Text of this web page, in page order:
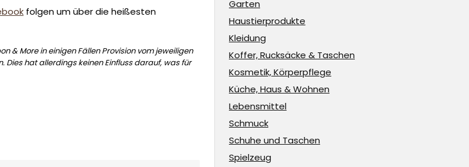
folgen um über die heißesten
& More in einigen Fällen Provision vom jeweiligen
hat allerdings keinen Einfluss darauf, was für
Garten
Haustierprodukte
Kleidung
Koffer, Rucksäcke & Taschen
Kosmetik, Körperpflege
Küche, Haus & Wohnen
Lebensmittel
Schmuck
Schuhe und Taschen
Spielzeug